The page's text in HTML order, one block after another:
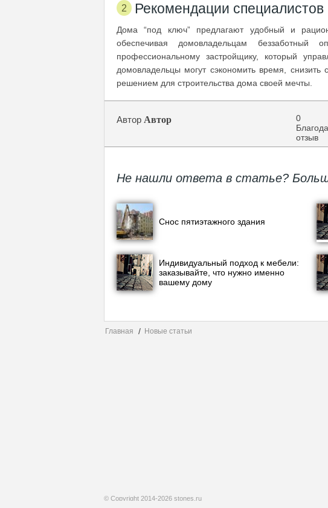
Рекомендации специалистов
Дома “под ключ” предлагают удобный и
обеспечивая домовладельцам
профессиональному застройщику, который
домовладельцы могут сэкономить время,
решением для строительства дома своей мечты.
Автор Автор
0
отзыв
Не нашли ответа в статье?
Снос пятиэтажного здания
Индивидуальный подход к мебели:
заказывайте, что нужно именно
вашему дому
Главная Новые статьи
© Copyright 2014-2026 stones.ru